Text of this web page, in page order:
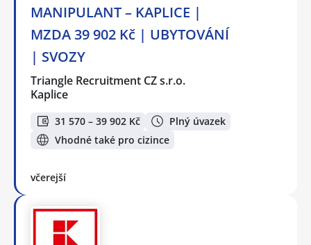
MANIPULANT – KAPLICE |
MZDA 39 902 Kč | UBYTOVÁNÍ
| SVOZY
Triangle Recruitment CZ s.r.o.
Kaplice
31 570 – 39 902 Kč
Plný úvazek
Vhodné také pro cizince
včerejší